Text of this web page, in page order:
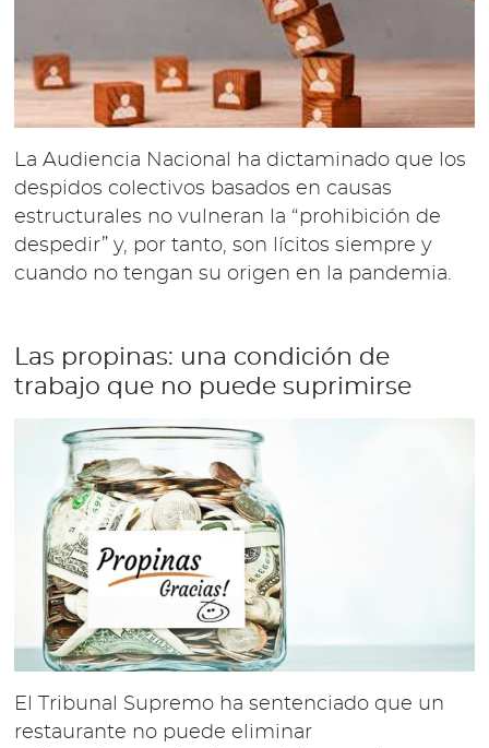
La Audiencia Nacional ha dictaminado que los
despidos colectivos basados en causas
estructurales no vulneran la “prohibición de
despedir” y, por tanto, son lícitos siempre y
cuando no tengan su origen en la pandemia.
Las propinas: una condición de
trabajo que no puede suprimirse
El Tribunal Supremo ha sentenciado que un
restaurante no puede eliminar